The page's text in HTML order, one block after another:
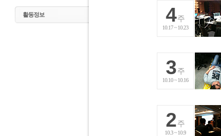
활동정보 4주
10.17 ~ 10.23
3주
10.10 ~ 10.16
2주
10.3 ~ 10.9